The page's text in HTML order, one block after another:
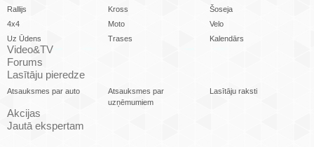
Rallijs Kross
Šoseja
4x4
Moto
Velo
Uz Ūdens
Trases Kalendārs
Video&TV
Forums
Lasītāju pieredze
Atsauksmes par auto
Atsauksmes par
uzņēmumiem
Lasītāju raksti
Akcijas
Jautā ekspertam